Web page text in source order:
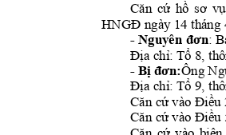
Căn cứ hồ sơ vụ
HNGĐ ngày 14 tháng
- Nguyên đơn:
Địa chỉ: Tổ 8,
- Bị đơn:Ông
Địa chỉ: Tổ 9,
Căn cứ vào
Căn cứ vào Điều